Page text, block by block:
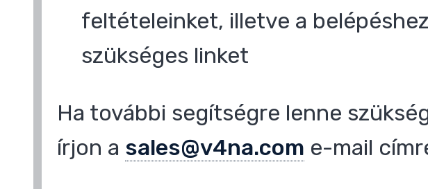
feltételeinket, illetve a belépéshez
szükséges linket
Ha további segítségre lenne
írjon a sales@v4na.com e-mail